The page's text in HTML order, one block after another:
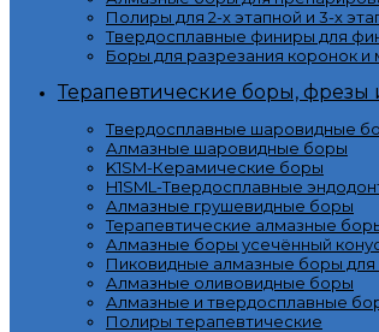
Полиры для 2-х этапной и 3-х
Твердосплавные финиры для
Боры для разрезания коронок и
Терапевтические боры, фрезы
Твердосплавные шаровидные
Алмазные шаровидные боры
K1SM-Керамические боры
H1SML-Твердосплавные
Алмазные грушевидные боры
Терапевтические алмазные
Алмазные боры усечённый
Пиковидные алмазные боры
Алмазные оливовидные боры
Алмазные и твердосплавные
Полиры терапевтические